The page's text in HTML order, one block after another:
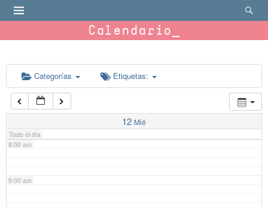
Calendario
Categorías Etiquetas:
12 Mié
Todo el día
6:00 am
7:00 am
8:00 am
9:00 am